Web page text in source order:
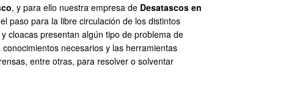
, y para ello nuestra empresa de Desatascos en
paso para la libre circulación de los distintos
cloacas presentan algún tipo de problema de
necesarios y las herramientas
entre otras, para resolver o solventar